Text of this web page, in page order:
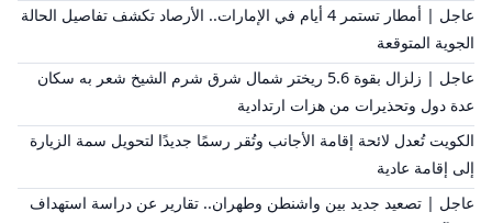
عاجل | أمطار تستمر 4 أيام في الإمارات.. الأرصاد تكشف تفاصيل الحالة
الجوية المتوقعة
عاجل | زلزال بقوة 5.6 ريختر شمال شرق شرم الشيخ شعر به سكان
عدة دول وتحذيرات من هزات ارتدادية
الكويت تُعدل لائحة إقامة الأجانب وتُقر رسمًا جديدًا لتحويل سمة الزيارة
إلى إقامة عادية
عاجل | تصعيد جديد بين واشنطن وطهران.. تقارير عن دراسة استهداف